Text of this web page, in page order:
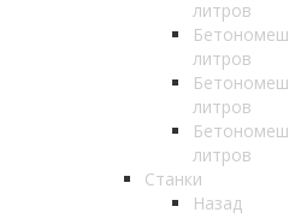
литров
литров
литров
литров
Станки
Назад